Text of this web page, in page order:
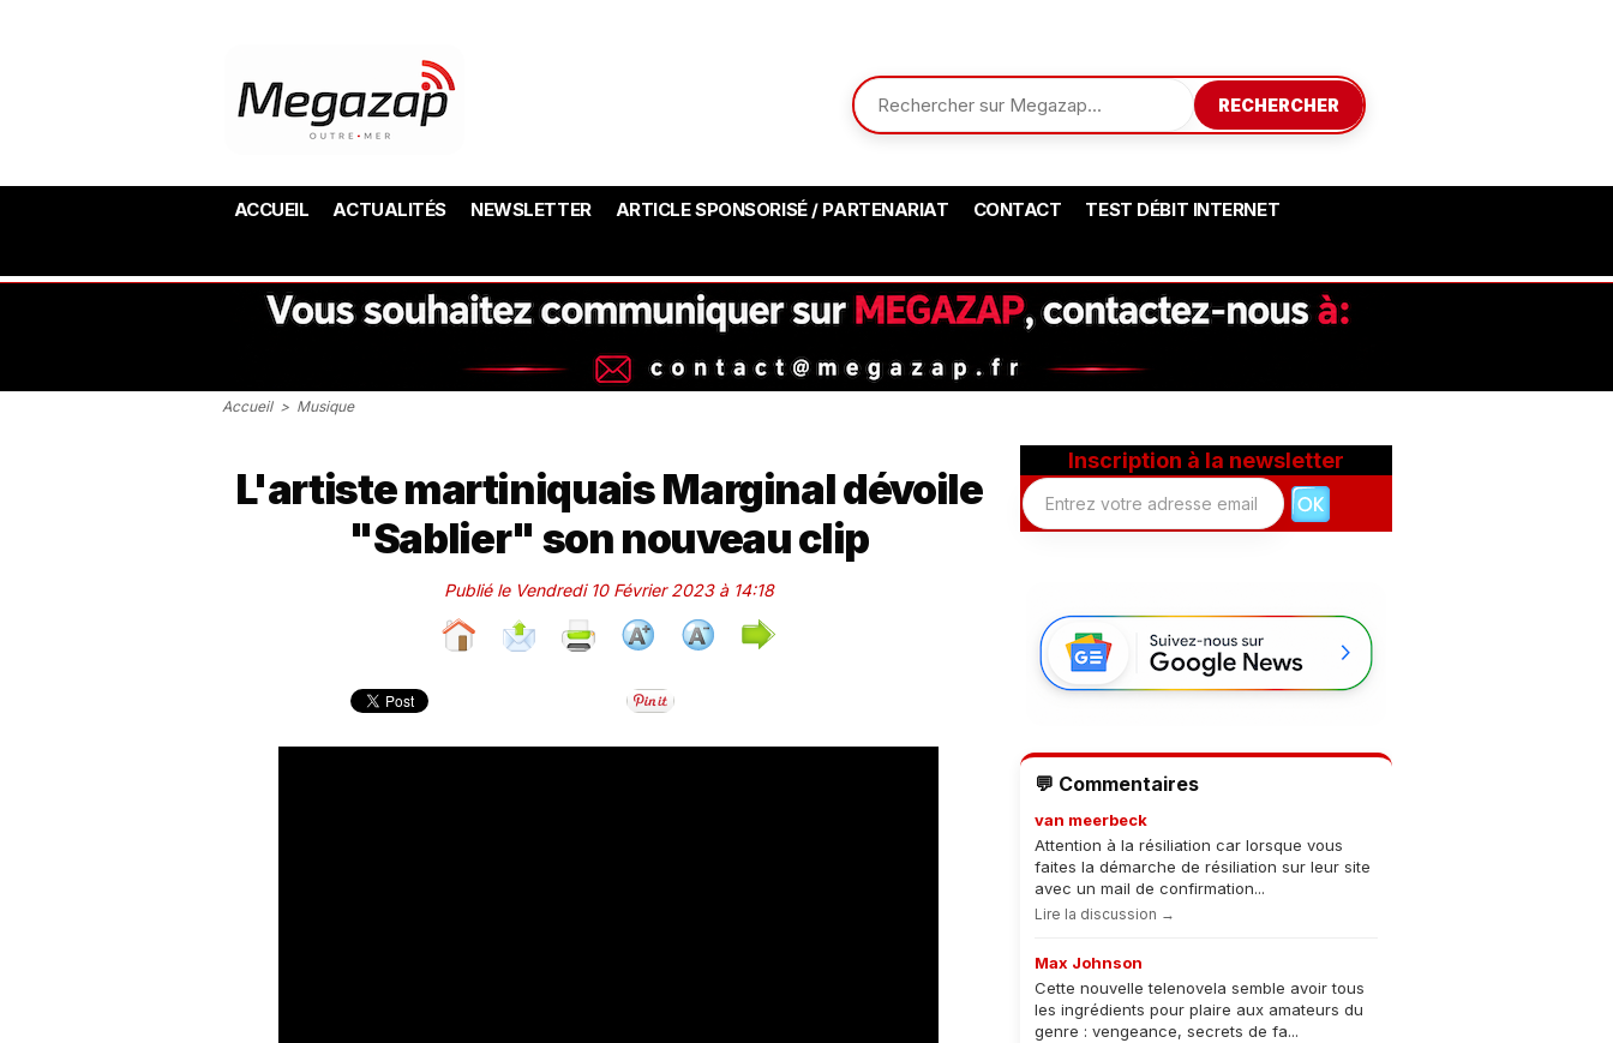
RECHERCHER
ACCUEIL ACTUALITÉS NEWSLETTER ARTICLE SPONSORISÉ / PARTENARIAT CONTACT TEST DÉBIT INTERNET
Accueil > Musique
L'artiste martiniquais Marginal dévoile
"Sablier" son nouveau clip
Publié le Vendredi 10 Février 2023 à 14:18
Inscription à la newsletter
💬 Commentaires
van meerbeck
Attention à la résiliation car lorsque vous
faites la démarche de résiliation sur leur site
avec un mail de confirmation...
Lire la discussion →
Max Johnson
Cette nouvelle telenovela semble avoir tous
les ingrédients pour plaire aux amateurs du
genre : vengeance, secrets de fa...